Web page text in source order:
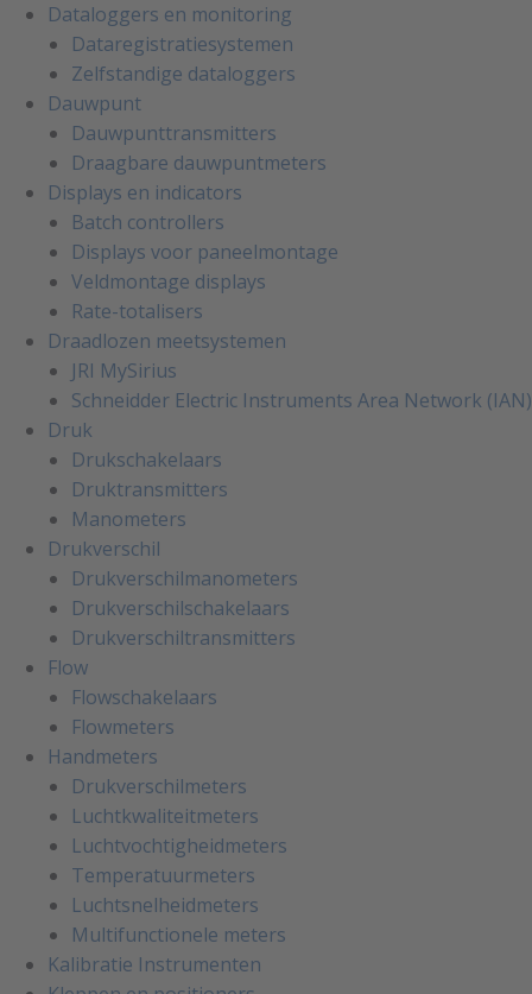
Dataloggers en monitoring
Dataregistratiesystemen
Zelfstandige dataloggers
Dauwpunt
Dauwpunttransmitters
Draagbare dauwpuntmeters
Displays en indicators
Batch controllers
Displays voor paneelmontage
Veldmontage displays
Rate-totalisers
Draadlozen meetsystemen
JRI MySirius
Schneidder Electric Instruments Area Network (IAN)
Druk
Drukschakelaars
Druktransmitters
Manometers
Drukverschil
Drukverschilmanometers
Drukverschilschakelaars
Drukverschiltransmitters
Flow
Flowschakelaars
Flowmeters
Handmeters
Drukverschilmeters
Luchtkwaliteitmeters
Luchtvochtigheidmeters
Temperatuurmeters
Luchtsnelheidmeters
Multifunctionele meters
Kalibratie Instrumenten